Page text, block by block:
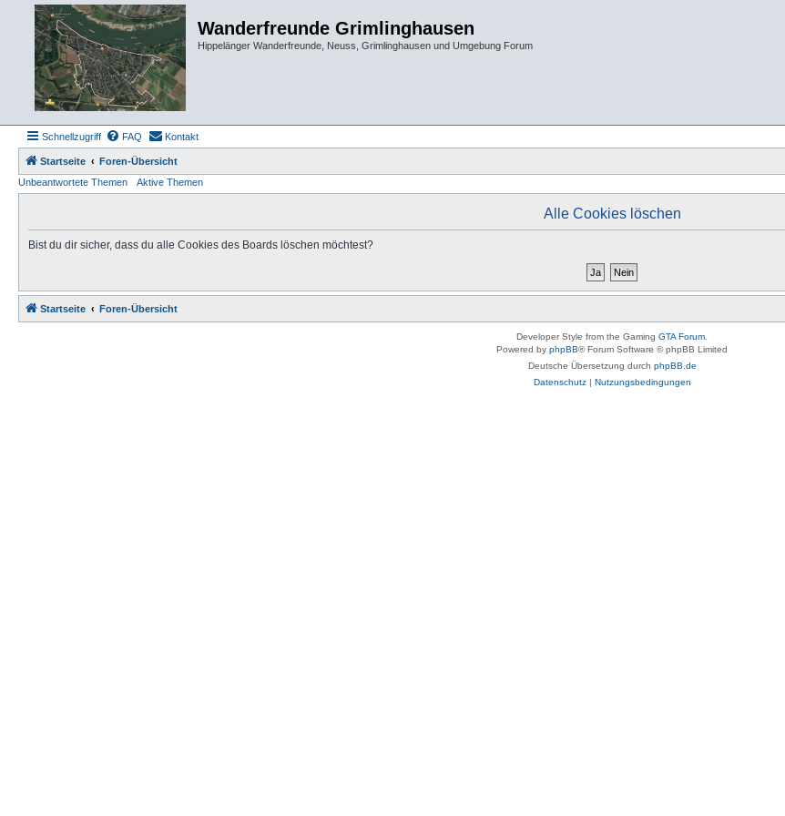
Wanderfreunde Grimlinghausen
Hippelänger Wanderfreunde, Neuss, Grimlinghausen und Umgebung Forum
Schnellzugriff FAQ Kontakt
Startseite
Foren-Übersicht
Unbeantwortete Themen
Aktive Themen
Alle Cookies löschen
Bist du dir sicher, dass du alle Cookies des Boards löschen möchtest?
Startseite Foren-Übersicht
Developer Style from the Gaming GTA Forum
Powered by phpBB® Forum Software © phpBB Limited
Deutsche Übersetzung durch phpBB.de
Datenschutz| Nutzungsbedingungen